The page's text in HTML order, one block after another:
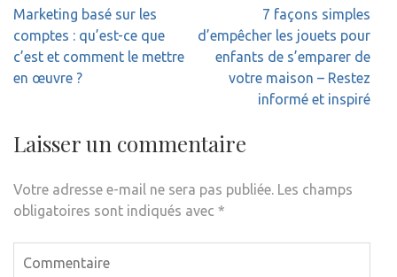
Navigation
de
l’article
Marketing basé sur les
comptes : qu’est-ce que
c’est et comment le mettre
en œuvre ?
7 façons simples
d’empêcher les jouets pour
enfants de s’emparer de
votre maison – Restez
informé et inspiré
Laisser un commentaire
Votre adresse e-mail ne sera pas publiée. Les champs
obligatoires sont indiqués avec *